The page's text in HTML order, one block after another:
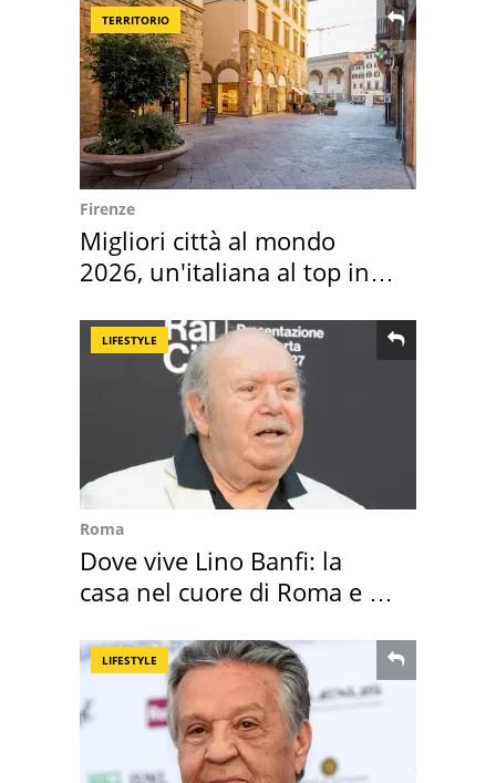
TERRITORIO
Firenze
Migliori città al mondo
2026, un'italiana al top in
LIFESTYLE
Roma
Dove vive Lino Banfi: la
casa nel cuore di Roma e i
LIFESTYLE